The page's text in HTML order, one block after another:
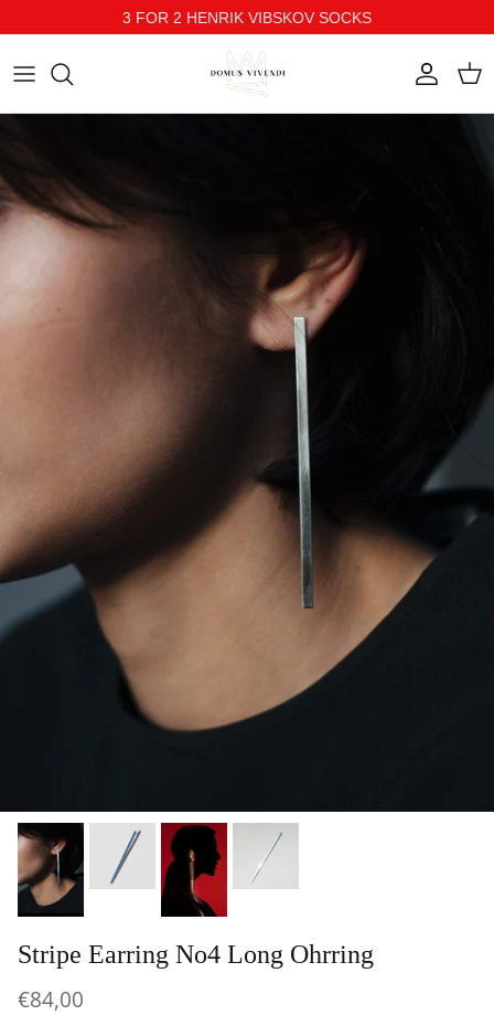
3 FOR 2 HENRIK VIBSKOV SOCKS
Konto
Stripe Earring No4 Long Ohrring
€84,00